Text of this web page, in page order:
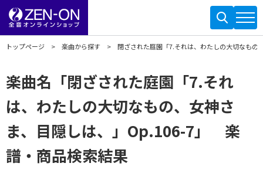
トップページ 楽曲から探す 閉ざされた庭園「7.それは、わたしの大切なもの
楽曲名「閉ざされた庭園「7.それ
は、わたしの大切なもの、女神さ
ま、目隠しは、」Op.106-7」 楽
譜・商品検索結果